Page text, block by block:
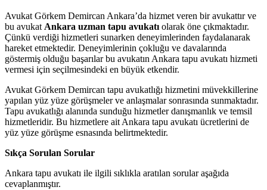
Avukat Görkem Demircan Ankara’da hizmet veren bir avukattır ve
bu avukat Ankara uzman tapu avukatı olarak öne çıkmaktadır.
Çünkü verdiği hizmetleri sunarken deneyimlerinden faydalanarak
hareket etmektedir. Deneyimlerinin çokluğu ve davalarında
göstermiş olduğu başarılar bu avukatın Ankara tapu avukatı hizmeti
vermesi için seçilmesindeki en büyük etkendir.
Avukat Görkem Demircan tapu avukatlığı hizmetini müvekkillerine
yapılan yüz yüze görüşmeler ve anlaşmalar sonrasında sunmaktadır.
Tapu avukatlığı alanında sunduğu hizmetler danışmanlık ve temsil
hizmetleridir. Bu hizmetlere ait Ankara tapu avukatı ücretlerini de
yüz yüze görüşme esnasında belirtmektedir.
Sıkça Sorulan Sorular
Ankara tapu avukatı ile ilgili sıklıkla aratılan sorular aşağıda
cevaplanmıştır.